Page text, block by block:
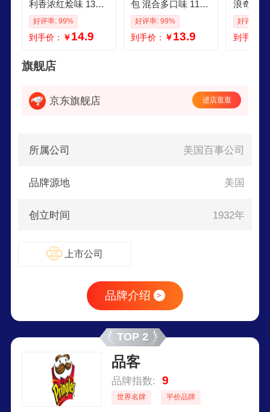
利香浓红烩味 135
克 休闲零食 膨化食
品
好评率: 99%
到手价： ￥14.9
包 混合多口味 115
克23克5包5种口味
休闲零食
好评率: 99%
到手价： ￥13.9
浪奇多
棒
公室休
海苔味
好评率:
到手价：
旗舰店
京东旗舰店 进店逛逛
所属公司 美国百事公司
品牌源地 美国
创立时间 1932年
上市公司
品牌介绍 >
TOP 2
品客
品牌指数: 9
世界名牌 平价品牌